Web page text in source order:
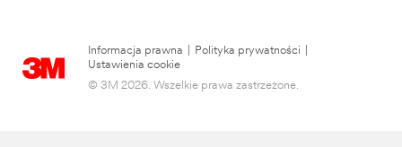
Informacja prawna Polityka prywatności
Ustawienia cookie
© 3M 2026. Wszelkie prawa zastrzeżone.